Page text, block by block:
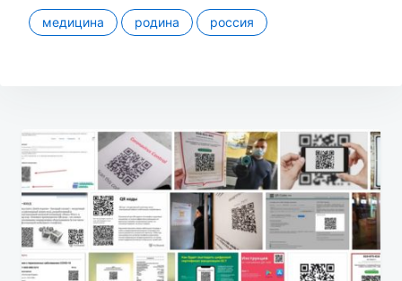
медицина родина россия
Навигация
по
записям